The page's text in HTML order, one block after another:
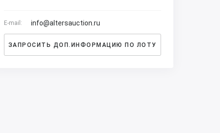
E-mail: info@altersauction.ru
ЗАПРОСИТЬ ДОП.ИНФОРМАЦИЮ ПО ЛОТУ